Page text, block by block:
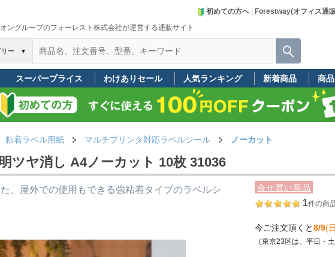
ングループのフォーレスト株式会社が運営する通販サイト
初めての方へ| Forestway(オフィス通
ー ▼
スーパープライス わけありセール 人気ランキング 新着商品 商
粘着ラベル用紙 マルチプリンタ対応ラベルシール ノーカット
ツヤ消し A4ノーカット 10枚 31036
合せ買い商品
1件の商
今ご注文頂くと8/9(
（東京23区は、平日・
、屋外での使用もできる強粘着タイプのラベルシ